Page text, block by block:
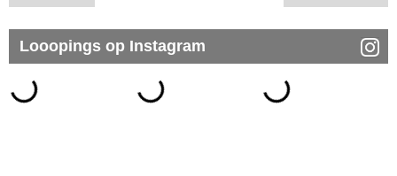
Looopings op Instagram